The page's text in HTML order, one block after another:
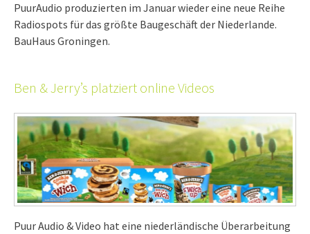
PuurAudio produzierten im Januar wieder eine neue Reihe
Radiospots für das größte Baugeschäft der Niederlande.
BauHaus Groningen.
Ben & Jerry’s platziert online Videos
Puur Audio & Video hat eine niederländische Überarbeitung